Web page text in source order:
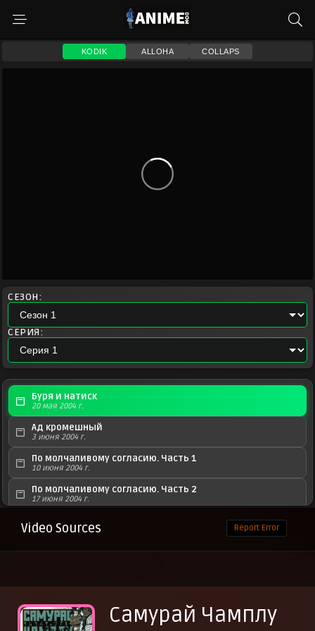
KODIK ALLOHA COLLAPS
СЕЗОН:
СЕРИЯ:
Буря и натиск
20 мая 2004 г.
Ад кромешный
3 июня 2004 г.
По молчаливому согласию. Часть 1
10 июня 2004 г.
По молчаливому согласию. Часть 2
17 июня 2004 г.
Полное равнодушие
24 июня 2004 г.
Самомнение
15 июля 2004 г.
Video Sources Report Error
Самурай Чамплу